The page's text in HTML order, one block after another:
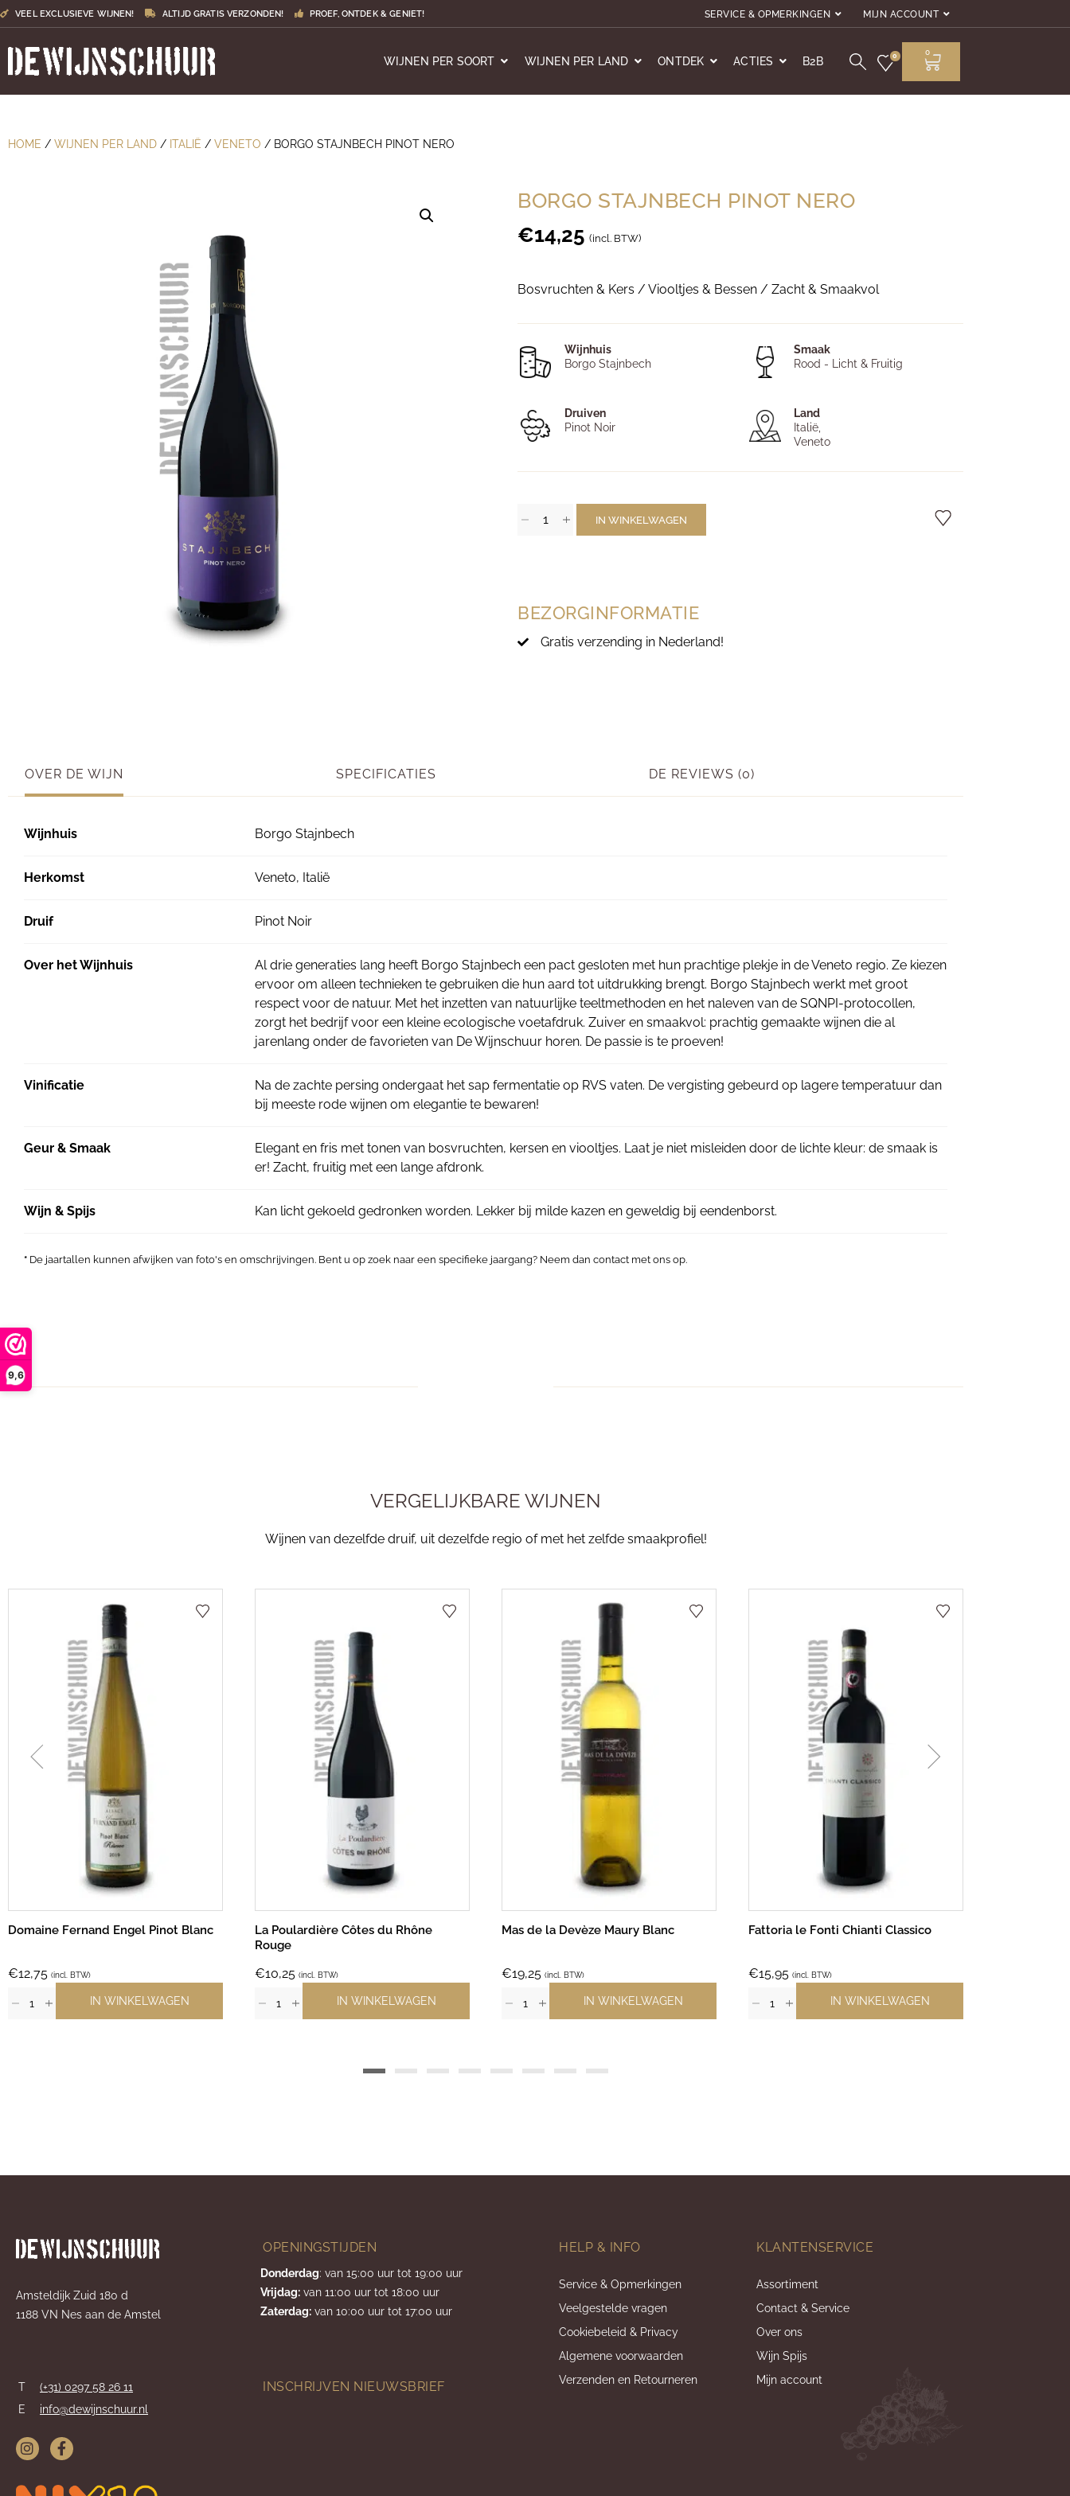
9,6
VEEL EXCLUSIEVE WIJNEN! ALTIJD GRATIS VERZONDEN! PROEF, ONTDEK & GENIET! SERVICE & OPMERKINGEN MIJN ACCOUNT
WIJNEN PER SOORT WIJNEN PER LAND ONTDEK ACTIES B2B 0 0
HOME / WIJNEN PER LAND / ITALIË / VENETO / BORGO STAJNBECH PINOT NERO
BORGO STAJNBECH PINOT NERO
€14,25 (incl. BTW)
Bosvruchten & Kers / Viooltjes & Bessen / Zacht & Smaakvol
Wijnhuis
Borgo Stajnbech
Smaak
Rood - Licht & Fruitig
Druiven
Pinot Noir
Land
Italië,
Veneto
IN WINKELWAGEN
BEZORGINFORMATIE
Gratis verzending in Nederland!
OVER DE WIJN SPECIFICATIES DE REVIEWS (0)
Wijnhuis Borgo Stajnbech
Herkomst Veneto, Italië
Druif Pinot Noir
Over het Wijnhuis
Al drie generaties lang heeft Borgo Stajnbech een pact gesloten met hun prachtige plekje in de Veneto regio. Ze kiezen
ervoor om alleen technieken te gebruiken die hun aard tot uitdrukking brengt. Borgo Stajnbech werkt met groot
respect voor de natuur. Met het inzetten van natuurlijke teeltmethoden en het naleven van de SQNPI-protocollen,
zorgt het bedrijf voor een kleine ecologische voetafdruk. Zuiver en smaakvol: prachtig gemaakte wijnen die al
jarenlang onder de favorieten van De Wijnschuur horen. De passie is te proeven!
Vinificatie
Na de zachte persing ondergaat het sap fermentatie op RVS vaten. De vergisting gebeurd op lagere temperatuur dan
bij meeste rode wijnen om elegantie te bewaren!
Geur & Smaak
Elegant en fris met tonen van bosvruchten, kersen en viooltjes. Laat je niet misleiden door de lichte kleur: de smaak is
er! Zacht, fruitig met een lange afdronk.
Wijn & Spijs Kan licht gekoeld gedronken worden. Lekker bij milde kazen en geweldig bij eendenborst.
* De jaartallen kunnen afwijken van foto's en omschrijvingen. Bent u op zoek naar een specifieke jaargang? Neem dan contact met ons op.
VERGELIJKBARE WIJNEN
Wijnen van dezelfde druif, uit dezelfde regio of met het zelfde smaakprofiel!
Domaine Fernand Engel Pinot Blanc
€12,75 (incl. BTW)
IN WINKELWAGEN
La Poulardière Côtes du Rhône
Rouge
€10,25 (incl. BTW)
IN WINKELWAGEN
Mas de la Devèze Maury Blanc
€19,25 (incl. BTW)
IN WINKELWAGEN
Fattoria le Fonti Chianti Classico
€15,95 (incl. BTW)
IN WINKELWAGEN
Amsteldijk Zuid 180 d
1188 VN Nes aan de Amstel
T
(+31) 0297 58 26 11
E
info@dewijnschuur.nl
OPENINGSTIJDEN
Donderdag: van 15:00 uur tot 19:00 uur
Vrijdag: van 11:00 uur tot 18:00 uur
Zaterdag: van 10:00 uur tot 17:00 uur
INSCHRIJVEN NIEUWSBRIEF
HELP & INFO
Service & Opmerkingen
Veelgestelde vragen
Cookiebeleid & Privacy
Algemene voorwaarden
Verzenden en Retourneren
KLANTENSERVICE
Assortiment
Contact & Service
Over ons
Wijn Spijs
Mijn account